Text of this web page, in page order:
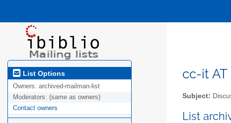
List Options
Owners: archived-mailman-list
Moderators: (same as owners)
Contact owners
cc-it AT
Subject:
List